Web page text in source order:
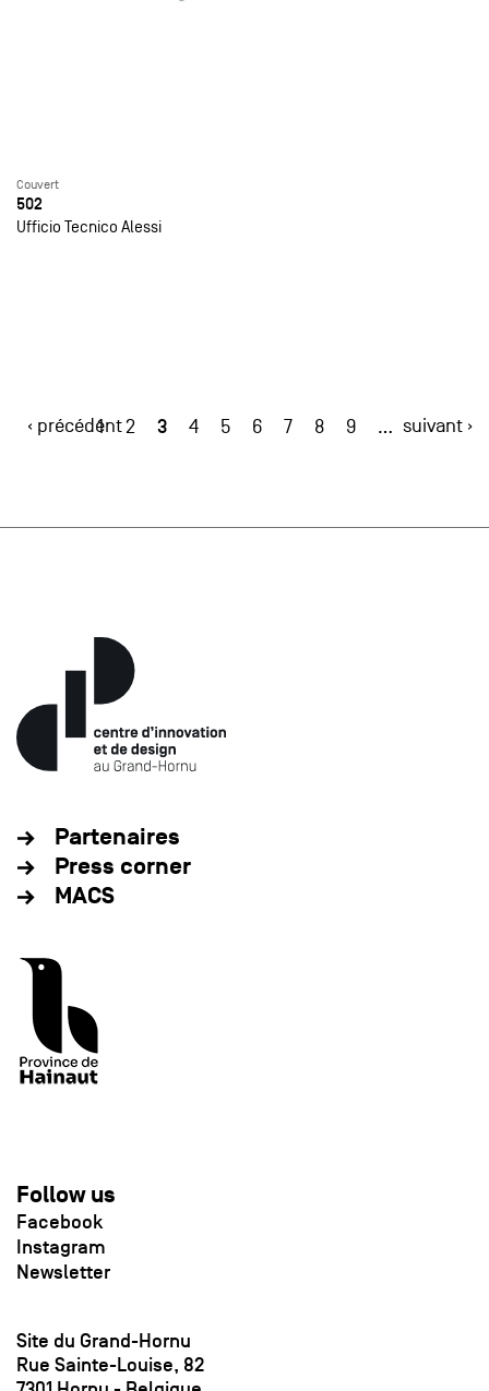
Couvert
502
Ufficio Tecnico Alessi
‹ précédent
1 2 3 4 5 6 7 8 9 … suivant ›
Partenaires
Press corner
MACS
Follow us
Facebook
Instagram
Newsletter
Site du Grand-Hornu
Rue Sainte-Louise, 82